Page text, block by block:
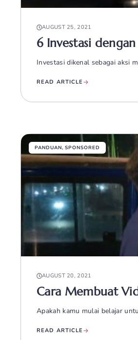
AUGUST 25, 2021
6 Investasi
Investasi dikenal sebagai aksi
READ ARTICLE
PANDUAN, SPONSORED
AUGUST 20, 2021
Cara Membuat
Apakah kamu mulai belajar
READ ARTICLE